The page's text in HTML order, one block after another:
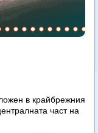
в крайбрежния
част на